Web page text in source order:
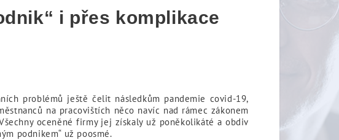
i přes komplikace
problémů ještě čelit následkům pandemie covid-19,
na pracovištích něco navíc nad rámec zákonem
oceněné firmy jej získaly už poněkolikáté a obdiv
podnikem“ už poosmé.